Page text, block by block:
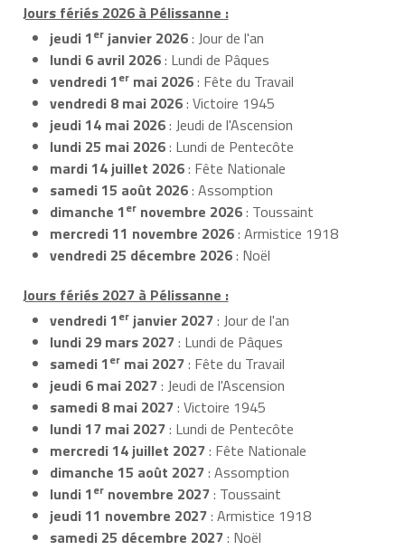
Jours fériés 2026 à Pélissanne :
jeudi 1er janvier 2026: Jour de l'an
lundi 6 avril 2026: Lundi de Pâques
vendredi 1er mai 2026: Fête du Travail
vendredi 8 mai 2026: Victoire 1945
jeudi 14 mai 2026: Jeudi de l'Ascension
lundi 25 mai 2026: Lundi de Pentecôte
mardi 14 juillet 2026: Fête Nationale
samedi 15 août 2026: Assomption
dimanche 1er novembre 2026: Toussaint
mercredi 11 novembre 2026: Armistice 1918
vendredi 25 décembre 2026: Noël
Jours fériés 2027 à Pélissanne :
vendredi 1er janvier 2027: Jour de l'an
lundi 29 mars 2027: Lundi de Pâques
samedi 1er mai 2027: Fête du Travail
jeudi 6 mai 2027: Jeudi de l'Ascension
samedi 8 mai 2027: Victoire 1945
lundi 17 mai 2027: Lundi de Pentecôte
mercredi 14 juillet 2027: Fête Nationale
dimanche 15 août 2027: Assomption
lundi 1er novembre 2027: Toussaint
jeudi 11 novembre 2027: Armistice 1918
samedi 25 décembre 2027: Noël